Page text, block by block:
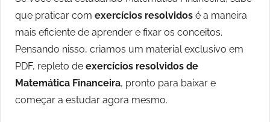
que praticar com exercícios resolvidos é a maneira
mais eficiente de aprender e fixar os conceitos.
Pensando nisso, criamos um material exclusivo em
PDF, repleto de exercícios resolvidos de
Matemática Financeira, pronto para baixar e
começar a estudar agora mesmo.